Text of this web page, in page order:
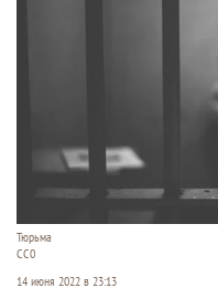
Тюрьма
СС0
14 июня 2022 в 23:13